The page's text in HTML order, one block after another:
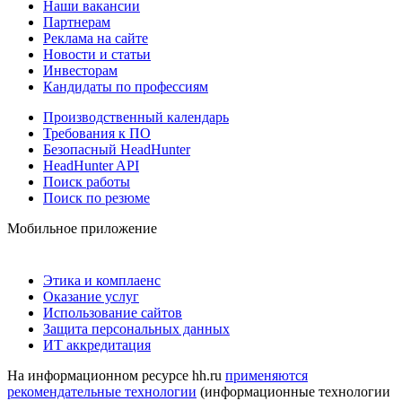
Наши вакансии
Партнерам
Реклама на сайте
Новости и статьи
Инвесторам
Кандидаты по профессиям
Производственный календарь
Требования к ПО
Безопасный HeadHunter
HeadHunter API
Поиск работы
Поиск по резюме
Мобильное приложение
Этика и комплаенс
Оказание услуг
Использование сайтов
Защита персональных данных
ИТ аккредитация
На информационном ресурсе hh.ru применяются
рекомендательные технологии (информационные технологии